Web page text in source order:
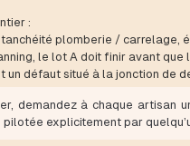
:
plomberie / carrelage,
le lot A doit finir avant que
un défaut situé à la jonction de
demandez à chaque artisan
explicitement par